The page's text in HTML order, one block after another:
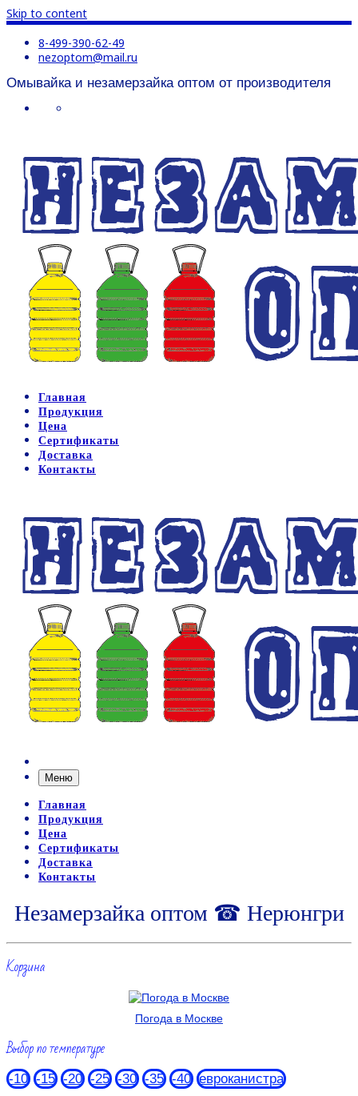
Skip to content
8-499-390-62-49
nezoptom@mail.ru
Омывайка и незамерзайка оптом от производителя
Главная
Продукция
Цена
Сертификаты
Доставка
Контакты
Меню
Главная
Продукция
Цена
Сертификаты
Доставка
Контакты
Незамерзайка оптом ☎ Нерюнгри
Корзина
Погода в Москве
Выбор по температуре
-10 -15 -20 -25 -30 -35 -40 евроканистра